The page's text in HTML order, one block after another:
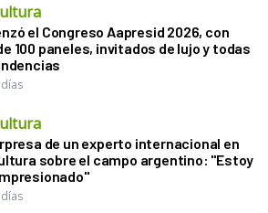
el Congreso Aapresid 2026, con
100 paneles, invitados de lujo y todas
de un experto internacional en
sobre el campo argentino: "Estoy